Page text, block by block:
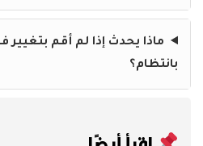
ماذا يحدث إذا لم أقم بتغيير
بانتظام؟